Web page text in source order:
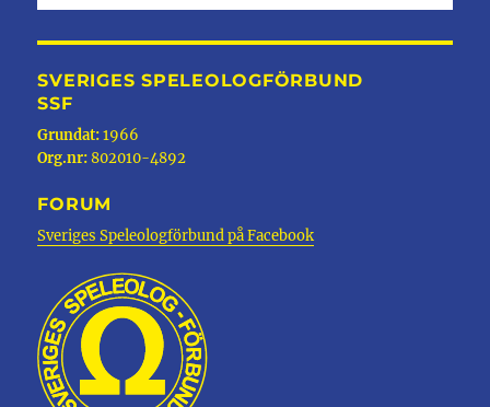
SVERIGES SPELEOLOGFÖRBUND
SSF
Grundat:1966
Org.nr:802010-4892
FORUM
Sveriges Speleologförbund på Facebook